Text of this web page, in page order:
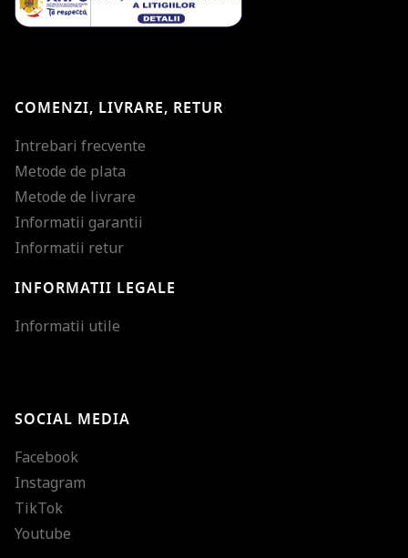
COMENZI, LIVRARE, RETUR
Intrebari frecvente
Metode de plata
Metode de livrare
Informatii garantii
Informatii retur
INFORMATII LEGALE
Informatii utile
SOCIAL MEDIA
Facebook
Instagram
TikTok
Youtube